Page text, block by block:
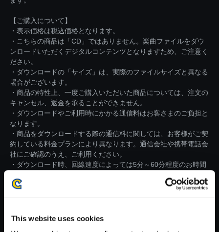
This website uses cookies
【ご購入について】
・表示価格は税込価格となります。
・こちらの商品は「CD」ではありません。楽曲ファイルをダウ
ンロードいただくデジタルコンテンツとなりますため、ご注意く
ださい。
・ダウンロードの「サイズ」は、実際のファイルサイズと異なる
場合がございます。
・商品の特性上、一度ご購入いただいた商品については、注文の
キャンセル、返金を承ることができません。
・ダウンロードやご利用時にかかる通信料はお客さまのご負担と
なります。
・商品をダウンロードする際の通信料に関しては、お客様がご契
約している料金プランにより異なります。通信会社や携帯電話会
社にご確認のうえ、ご利用ください。
・ダウンロード時、回線速度によっては5分～60分程度のお時間
※ご購入いただいたファイルのダウンロードの際には、通信環境